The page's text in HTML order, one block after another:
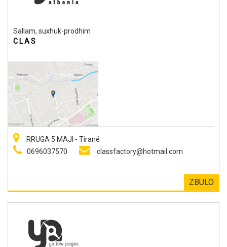
Sallam, suxhuk-prodhim
C L A S
RRUGA 5 MAJI - Tiranë
0696037570
classfactory@hotmail.com
ZBULO